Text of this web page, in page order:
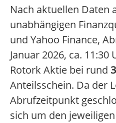
Nach aktuellen Daten
unabhängigen
und Yahoo Finance,
Januar 2026, ca.
Rotork Aktie bei rund
Anteilsschein. Da der
Abrufzeitpunkt
sich um den jeweiligen